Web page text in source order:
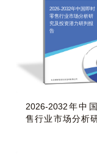
2026-2032年中国即时
零售行业市场分析研
究及投资潜力研判报
告
2026-2032年中
售行业市场分析